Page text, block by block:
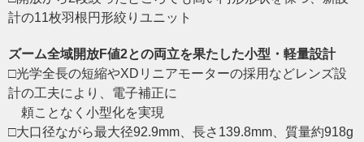
計の11枚羽根円形絞りユニット
ズーム全域開放F値2との両立を果たした小型・軽量設計
□光学全長の短縮やXDリニアモーターの採用などレンズ設
計の工夫により、電子補正に
頼ことなく小型化を実現
□大口径ながら最大径92.9mm、長さ139.8mm、質量約918g